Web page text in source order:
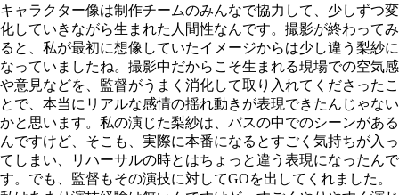
キャラクター像は制作チームのみんなで協力して、少しずつ変
化していきながら生まれた人間性なんです。撮影が終わってみ
ると、私が最初に想像していたイメージからは少し違う梨紗に
なっていましたね。撮影中だからこそ生まれる現場での空気感
や意見などを、監督がうまく消化して取り入れてくださったこ
とで、本当にリアルな感情の揺れ動きが表現できたんじゃない
かと思います。私の演じた梨紗は、バスの中でのシーンがある
んですけど、そこも、実際に本番になるとすごく気持ちが入っ
てしまい、リハーサルの時とはちょっと違う表現になったんで
す。でも、監督もその演技に対してGOを出してくれました。